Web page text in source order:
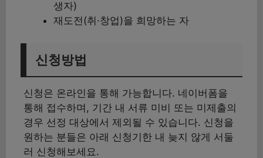
생자)
재도전(취·창업)을 희망하는 자
신청방법
신청은 온라인을 통해 가능합니다. 네이버폼을
통해 접수하며, 기간 내 서류 미비 또는 미제출의
경우 선정 대상에서 제외될 수 있습니다. 신청을
원하는 분들은 아래 신청기한 내 늦지 않게 서둘
러 신청해보세요.